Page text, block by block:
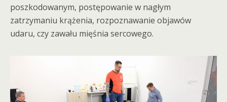
poszkodowanym, postępowanie w nagłym
zatrzymaniu krążenia, rozpoznawanie objawów
udaru, czy zawału mięśnia sercowego.